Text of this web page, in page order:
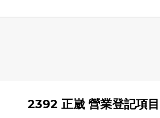
2392 正崴 營業登記項目